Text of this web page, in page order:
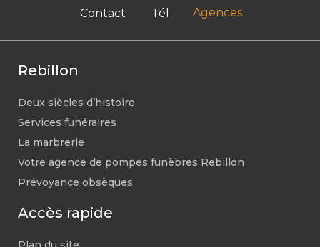
Contact Tél Agences
Rebillon
Deux siècles d’histoire
Services funéraires
La marbrerie
Votre agence de pompes funèbres Rebillon
Prévoyance obsèques
Accès rapide